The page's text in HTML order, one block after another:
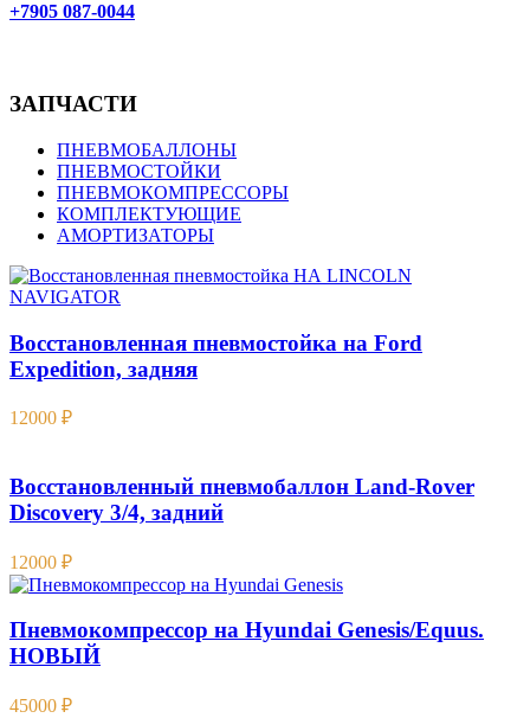
+7905 087-0044
ЗАПЧАСТИ
ПНЕВМОБАЛЛОНЫ
ПНЕВМОСТОЙКИ
ПНЕВМОКОМПРЕССОРЫ
КОМПЛЕКТУЮЩИЕ
АМОРТИЗАТОРЫ
Восстановленная пневмостойка на Ford
Expedition , задняя
12000 ₽
Восстановленный пневмобаллон Land-Rover
Discovery 3/4, задний
12000 ₽
Пневмокомпрессор на Hyundai Genesis/Equus.
НОВЫЙ
45000 ₽